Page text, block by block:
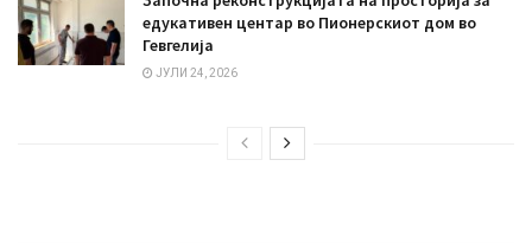
едукативен центар во Пионерскиот дом во
Гевгелија
ЈУЛИ 24, 2026